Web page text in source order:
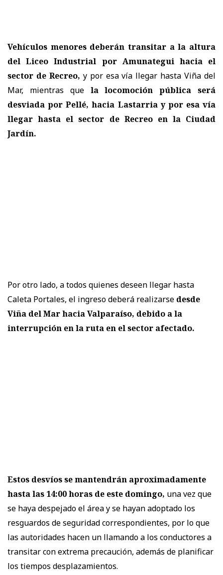
Vehículos menores deberán transitar a la altura
del Liceo Industrial por Amunategui hacia el
sector de Recreo, y por esa vía llegar hasta Viña del
Mar, mientras quela locomoción pública será
desviada por Pellé, hacia Lastarria y por esa vía
llegar hasta el sector de Recreo en la Ciudad
Jardín.
Por otro lado, a todos quienes deseen llegar hasta
Caleta Portales, el ingreso deberá realizarse desde
Viña del Mar hacia Valparaíso, debido a la
interrupción en la ruta en el sector afectado.
Estos desvíos se mantendrán aproximadamente
hasta las 14:00 horas de este domingo, una vez que
se haya despejado el área y se hayan adoptado los
resguardos de seguridad correspondientes, por lo que
las autoridades hacen un llamando a los conductores a
transitar con extrema precaución, además de planificar
los tiempos desplazamientos.